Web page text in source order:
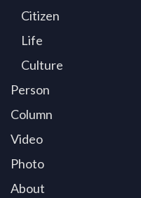
Citizen
Life
Culture
Person
Column
Video
Photo
About